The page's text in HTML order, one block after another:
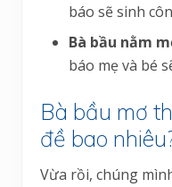
báo sẽ sinh
Bà bầu nằm
báo mẹ và bé
Bà bầu mơ
đề bao
Vừa rồi, chúng